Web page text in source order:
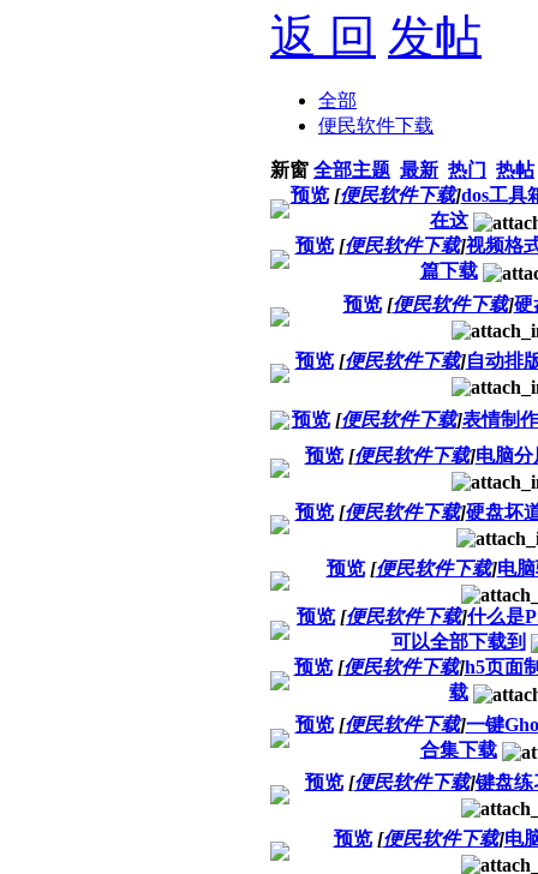
返 回 发帖
全部
便民软件下载
新窗 全部主题 最新 热门
热帖
预览 [便民软件下载]dos工具
在这
预览 [便民软件下载]视频格
篇下载
预览 [便民软件下载]硬
预览 [便民软件下载]自动排
预览 [便民软件下载]表情制
预览 [便民软件下载]电脑分
预览 [便民软件下载]硬盘坏
预览 [便民软件下载]电
预览 [便民软件下载]什么是
可以全部下载到
预览 [便民软件下载]h5页面
载
预览 [便民软件下载]一键
合集下载
预览 [便民软件下载]键盘练
预览 [便民软件下载]电